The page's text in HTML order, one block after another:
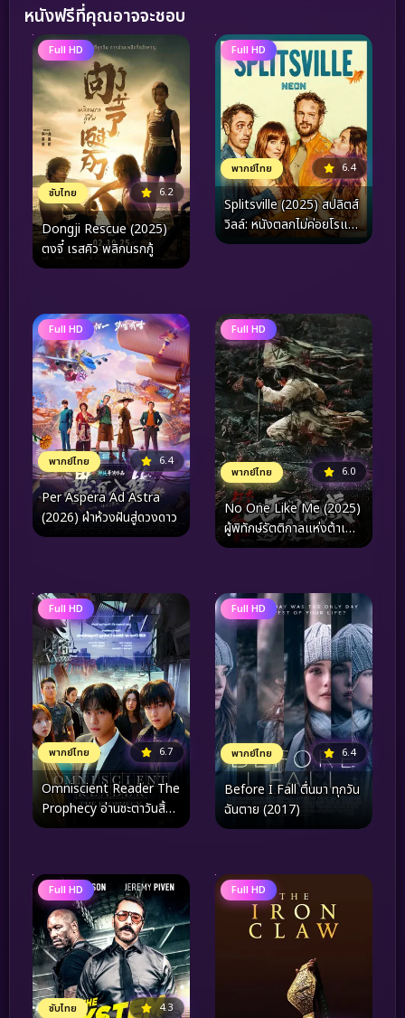
หนังฟรีที่คุณอาจจะชอบ
Full HD
ซับไทย 6.2
Dongji Rescue (2025)
ตงจี๋ เรสคิว พลิกนรกกู้
Full HD
พากย์ไทย 6.4
Splitsville (2025) สปลิตส์
วิลล์: หนังตลกไม่ค่อยโรแมน
ติก
Full HD
พากย์ไทย 6.4
Per Aspera Ad Astra
(2026) ฝ่าห้วงฝันสู่ดวงดาว
Full HD
พากย์ไทย 6.0
No One Like Me (2025)
ผู้พิทักษ์รัตติกาลแห่งต้าเฟิ่ง
ภาคพิเศษ
Full HD
พากย์ไทย 6.7
Omniscient Reader The
Prophecy อ่านชะตาวันสิ้น
โลก (2025)
Full HD
พากย์ไทย 6.4
Before I Fall ตื่นมา ทุกวัน
ฉันตาย (2017)
Full HD
ซับไทย 4.3
Full HD